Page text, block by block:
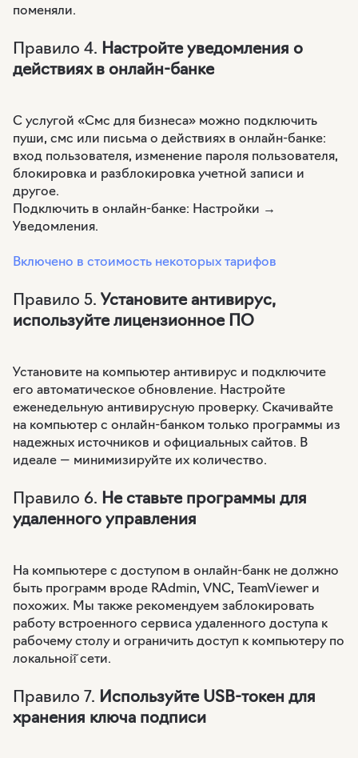
поменяли.
Правило 4. Настройте уведомления о
действиях в онлайн-банке
С услугой «Смс для бизнеса» можно подключить
пуши, смс или письма о действиях в онлайн-банке:
вход пользователя, изменение пароля пользователя,
блокировка и разблокировка учетной записи и
другое.
Подключить в онлайн-банке: Настройки →
Уведомления.
Включено в стоимость некоторых тарифов
Правило 5. Установите антивирус,
используйте лицензионное ПО
Установите на компьютер антивирус и подключите
его автоматическое обновление. Настройте
еженедельную антивирусную проверку. Скачивайте
на компьютер с онлайн-банком только программы из
надежных источников и официальных сайтов. В
идеале — минимизируйте их количество.
Правило 6. Не ставьте программы для
удаленного управления
На компьютере с доступом в онлайн-банк не должно
быть программ вроде RAdmin, VNC, TeamViewer и
похожих. Мы также рекомендуем заблокировать
работу встроенного сервиса удаленного доступа к
рабочему столу и ограничить доступ к компьютеру по
локальной̆ сети.
Правило 7. Используйте USB-токен для
хранения ключа подписи